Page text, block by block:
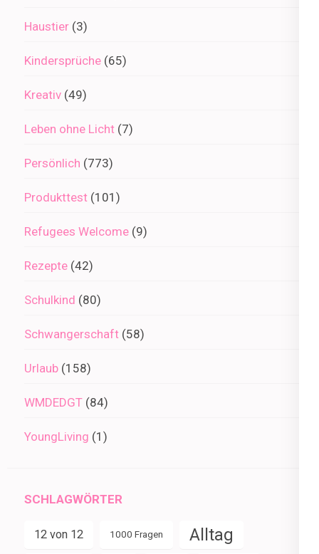
Haustier (3)
Kindersprüche (65)
Kreativ (49)
Leben ohne Licht (7)
Persönlich (773)
Produkttest (101)
Refugees Welcome (9)
Rezepte (42)
Schulkind (80)
Schwangerschaft (58)
Urlaub (158)
WMDEDGT (84)
YoungLiving (1)
SCHLAGWÖRTER
12 von 12 1000 Fragen Alltag